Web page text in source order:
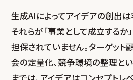
生成AIによってアイデアの創出は
それらが「事業として成立するか
担保されていません。ターゲッ
会の定量化、競争環境の整理と